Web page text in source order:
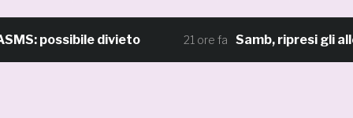
possibile divieto 21 ore fa Samb, ripresi gli